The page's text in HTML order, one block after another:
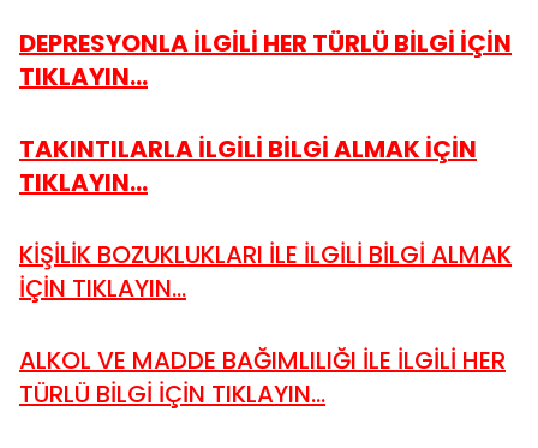
DEPRESYONLA İLGİLİ HER TÜRLÜ BİLGİ İÇİN
TIKLAYIN...
TAKINTILARLA İLGİLİ BİLGİ ALMAK İÇİN
TIKLAYIN...
KİŞİLİK BOZUKLUKLARI İLE İLGİLİ BİLGİ ALMAK
İÇİN TIKLAYIN...
ALKOL VE MADDE BAĞIMLILIĞI İLE İLGİLİ HER
TÜRLÜ BİLGİ İÇİN TIKLAYIN...